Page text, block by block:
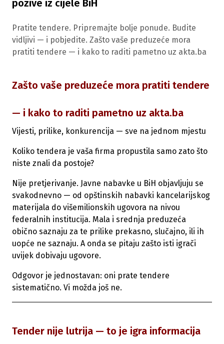
pozive iz cijele BiH
Pratite tendere. Pripremajte bolje ponude. Budite
vidljivi — i pobjedite. Zašto vaše preduzeće mora
pratiti tendere — i kako to raditi pametno uz akta.ba
Zašto vaše preduzeće mora pratiti tendere
— i kako to raditi pametno uz akta.ba
Vijesti, prilike, konkurencija — sve na jednom mjestu
Koliko tendera je vaša firma propustila samo zato što
niste znali da postoje?
Nije pretjerivanje. Javne nabavke u BiH objavljuju se
svakodnevno — od opštinskih nabavki kancelarijskog
materijala do višemilionskih ugovora na nivou
federalnih institucija. Mala i srednja preduzeća
obično saznaju za te prilike prekasno, slučajno, ili ih
uopće ne saznaju. A onda se pitaju zašto isti igrači
uvijek dobivaju ugovore.
Odgovor je jednostavan: oni prate tendere
sistematično. Vi možda još ne.
Tender nije lutrija — to je igra informacija